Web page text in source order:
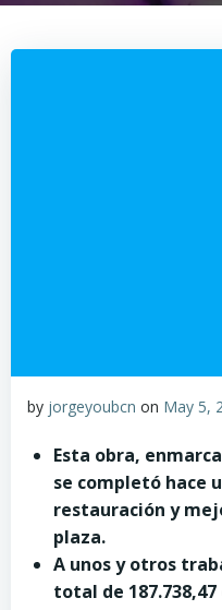
by jorgeyoubcn on May 5,
Esta obra,
se completó hace
restauración y
plaza.
A unos y otros
total de 187.738,47